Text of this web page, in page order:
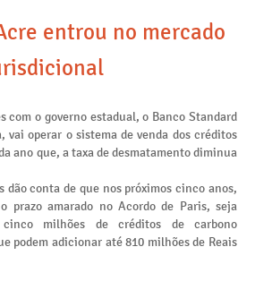
entrou no mercado
com o governo estadual, o Banco Standard
vai operar o sistema de venda dos créditos
ano que, a taxa de desmatamento diminua
dão conta de que nos próximos cinco anos,
prazo amarado no Acordo de Paris, seja
milhões de créditos de carbono
podem adicionar até 810 milhões de Reais